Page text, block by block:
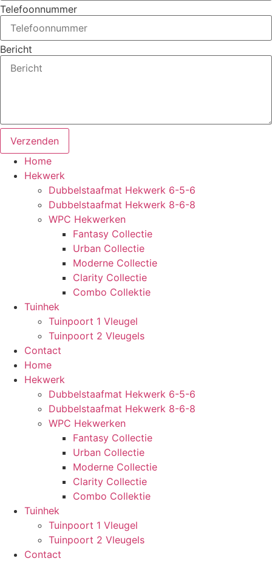
Telefoonnummer
Bericht
Verzenden
Home
Hekwerk
Dubbelstaafmat Hekwerk 6-5-6
Dubbelstaafmat Hekwerk 8-6-8
WPC Hekwerken
Fantasy Collectie
Urban Collectie
Moderne Collectie
Clarity Collectie
Combo Collektie
Tuinhek
Tuinpoort 1 Vleugel
Tuinpoort 2 Vleugels
Contact
Home
Hekwerk
Dubbelstaafmat Hekwerk 6-5-6
Dubbelstaafmat Hekwerk 8-6-8
WPC Hekwerken
Fantasy Collectie
Urban Collectie
Moderne Collectie
Clarity Collectie
Combo Collektie
Tuinhek
Tuinpoort 1 Vleugel
Tuinpoort 2 Vleugels
Contact